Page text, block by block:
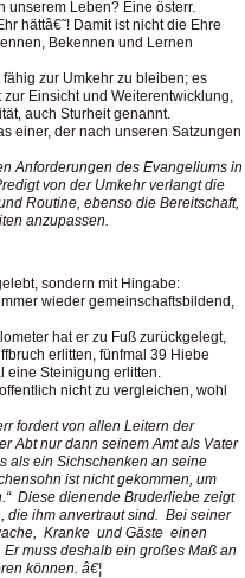
unserem Leben? Eine österr.
hättâ€˜! Damit ist nicht die Ehre
Bekennen und Lernen
zur Umkehr zu bleiben; es
Einsicht und Weiterentwicklung,
auch Sturheit genannt.
einer, der nach unseren Satzungen
Anforderungen des Evangeliums in
von der Umkehr verlangt die
Routine, ebenso die Bereitschaft,
anzupassen.
sondern mit Hingabe:
wieder gemeinschaftsbildend,
hat er zu Fuß zurückgelegt,
erlitten, fünfmal 39 Hiebe
eine Steinigung erlitten.
nicht zu vergleichen, wohl
fordert von allen Leitern der
Abt nur dann seinem Amt als Vater
als ein Sichschenken an seine
ist nicht gekommen, um
Diese dienende Bruderliebe zeigt
die ihm anvertraut sind. Bei seiner
Kranke und Gäste einen
muss deshalb ein großes Maß an
können. â€¦